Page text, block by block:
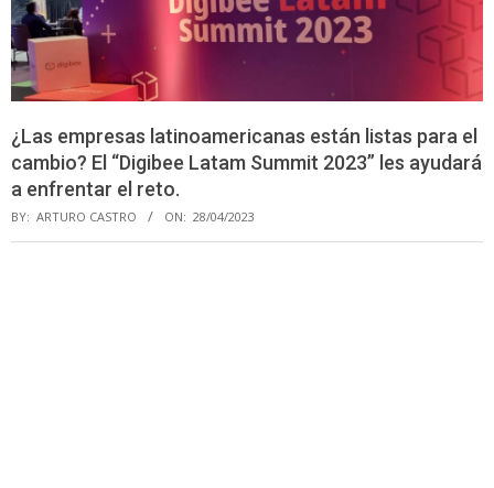
¿Las empresas latinoamericanas están listas para el
cambio? El “Digibee Latam Summit 2023” les ayudará
a enfrentar el reto.
BY: ARTURO CASTRO ON: 28/04/2023